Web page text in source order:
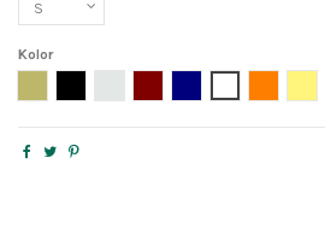
Kolor